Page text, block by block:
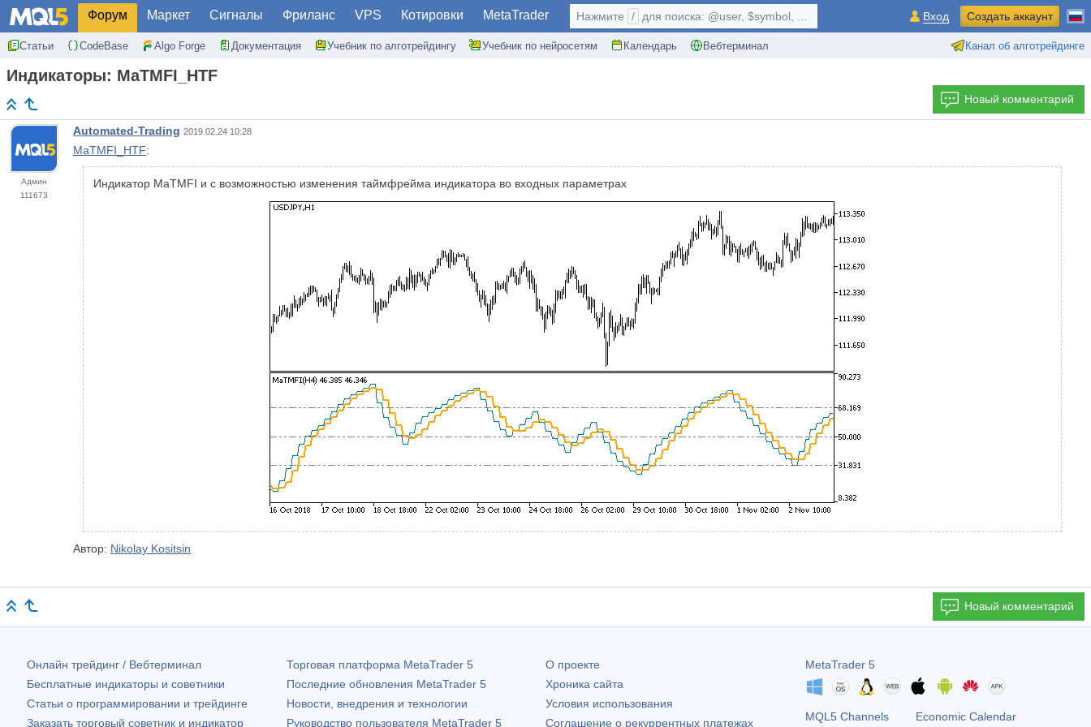
Форум Маркет Сигналы Фриланс VPS Котировки MetaTrader
Статьи CodeBase Algo Forge Документация Учебник по алготрейдингу Учебник по нейросетям Календарь Вебтерминал Канал об алготрейдинге
Нажмите / для поиска: @user, $symbol, ... Вход Создать аккаунт
Индикаторы: MaTMFI_HTF
Новый комментарий
Админ
111673
Automated-Trading 2019.02.24 10:28
MaTMFI_HTF:
Индикатор MaTMFI и с возможностью изменения таймфрейма индикатора во входных параметрах
Автор: Nikolay Kositsin
Новый комментарий
Онлайн трейдинг / Вебтерминал
Бесплатные индикаторы и советники
Статьи о программировании и трейдинге
Заказать торговый советник и индикатор
Торговая платформа MetaTrader 5
Последние обновления MetaTrader 5
Новости, внедрения и технологии
Руководство пользователя MetaTrader 5
О проекте
Хроника сайта
Условия использования
Соглашение о рекуррентных платежах
MetaTrader 5
MQL5 Channels Economic Calendar